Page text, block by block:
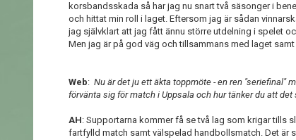
korsbandsskada så har jag nu snart två säsonger i
och hittat min roll i laget. Eftersom jag är sådan
jag självklart att jag fått ännu större utdelning i spelet
Men jag är på god väg och tillsammans med laget
Web: Nu är det ju ett äkta toppmöte - en ren "seriefinal"
förvänta sig för match i Uppsala och hur tänker du att det
AH: Supportarna kommer få se två lag som krigar tills
fartfylld match samt välspelad handbollsmatch. Det är